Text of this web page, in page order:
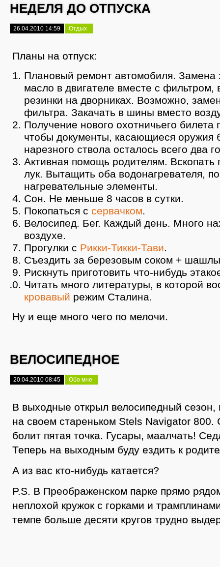
НЕДЕЛЯ ДО ОТПУСКА
26.04.2010 14:59 Отдых
Планы на отпуск:
Плановый ремонт автомобиля. Замена
масло в двигателе вместе с
резинки на дворниках. Возможно,
фильтра. Закачать в шины вместо
Получение нового охотничьего
чтобы документы, касающиеся оружия
нарезного ствола осталось всего два
Активная помощь родителям. Вскопать
лук. Вытащить оба водонагревателя,
нагревательные элементы.
Сон. Не меньше 8 часов в сутки.
Покопаться с сервачком
Велосипед. Бег. Каждый день. Много
воздухе.
Прогулки с Рикки-Тикки-Тави
Съездить за березовым соком +
Рискнуть приготовить что-нибудь
Читать много литературы, в которой
кровавый режим Сталина.
Ну и еще много чего по мелочи.
ВЕЛОСИПЕДНОЕ
20.04.2010 08:45 Обо мне
В выходные открыл велосипедный сезон,
на своем стареньком Stels Navigator 800.
болит пятая точка. Гусары, маалчать!
Теперь на выходным буду ездить к
А из вас кто-нибудь катается?
P.S. В Преображенском парке прямо
неплохой кружок с горками и
темпе больше десяти кругов трудно